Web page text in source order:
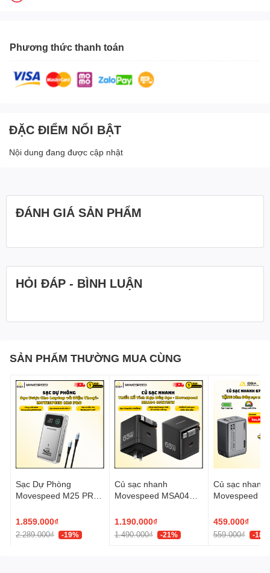
Phương thức thanh toán
ĐẶC ĐIỂM NỔI BẬT
Nội dung đang được cập nhật
ĐÁNH GIÁ SẢN PHẨM
HỎI ĐÁP - BÌNH LUẬN
SẢN PHẨM THƯỜNG MUA CÙNG
Sạc Dự Phòng
Movespeed M25 PRO
Laptop MacBook
1.859.000₫
2.289.000₫ -19%
Củ sạc nhanh
Movespeed MSA04
| Tích hợp Type C
1.190.000₫
1.490.000₫ -21%
Củ sạc nhanh
Movespeed
Laptop -
VN
459.000₫
559.000₫ -18%